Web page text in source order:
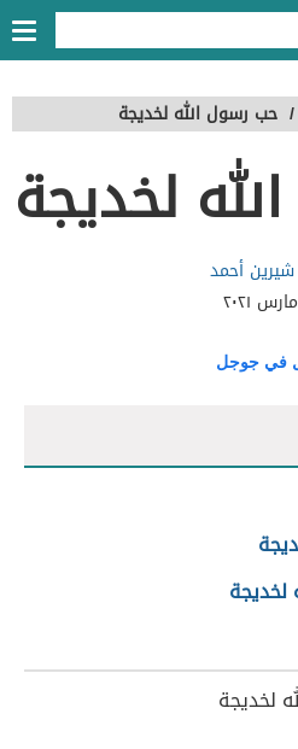
/ حب رسول الله لخديجة
لخديجة
شيرين أحمد
في جوجل